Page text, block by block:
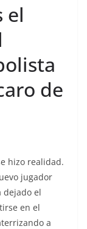
el
de
hizo realidad.
jugador
dejado el
en el
a